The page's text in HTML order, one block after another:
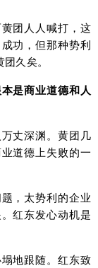
团人人喊打，这
功，但那种势利
久矣。
是商业道德和人
丈深渊。黄团几
道德上失败的一
，太势利的企业
红东发心动机是
地跟随。红东致